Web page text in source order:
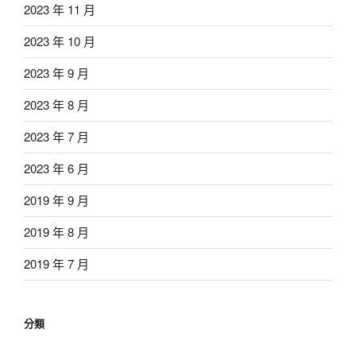
2023 年 11 月
2023 年 10 月
2023 年 9 月
2023 年 8 月
2023 年 7 月
2023 年 6 月
2019 年 9 月
2019 年 8 月
2019 年 7 月
分類